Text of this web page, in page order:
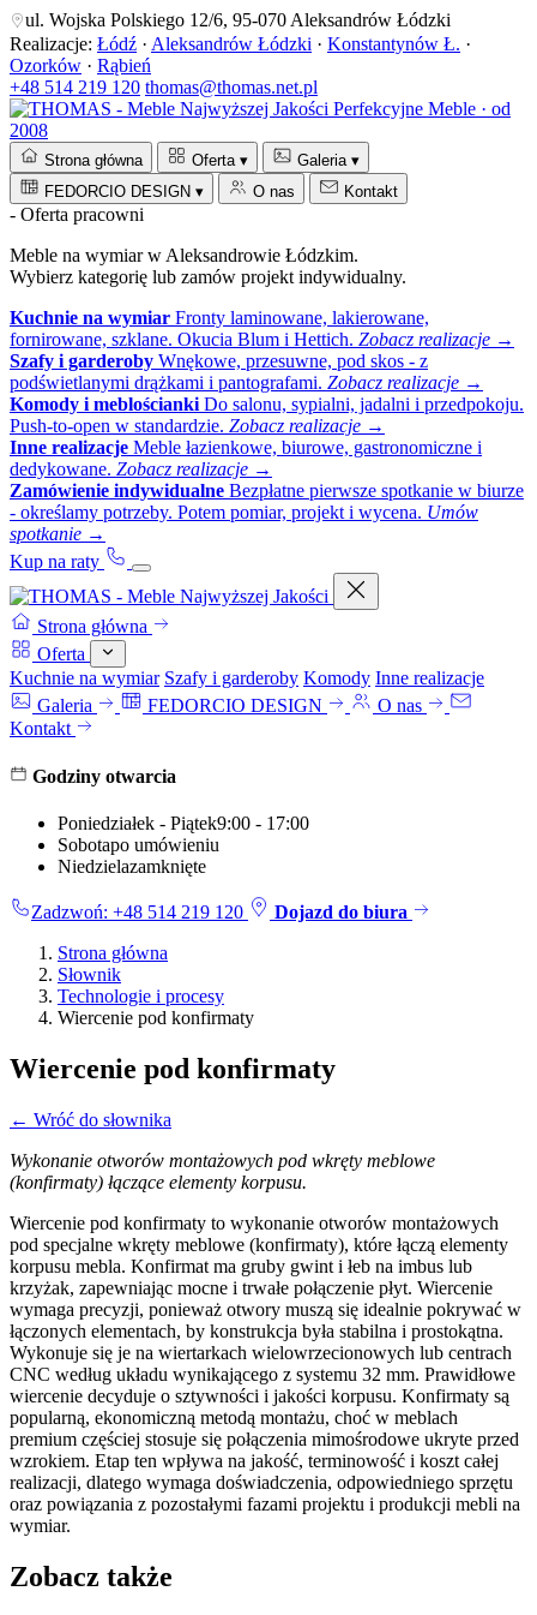
ul. Wojska Polskiego 12/6, 95-070 Aleksandrów Łódzki
Realizacje: Łódź · Aleksandrów Łódzki · Konstantynów Ł. ·
Ozorków · Rąbień
+48 514 219 120 thomas@thomas.net.pl
Perfekcyjne Meble · od
2008
Strona główna Oferta ▾ Galeria ▾
FEDORCIO DESIGN ▾ O nas Kontakt
- Oferta pracowni
Meble na wymiar w Aleksandrowie Łódzkim.
Wybierz kategorię lub zamów projekt indywidualny.
Kuchnie na wymiar Fronty laminowane, lakierowane,
fornirowane, szklane. Okucia Blum i Hettich. Zobacz realizacje →
Szafy i garderoby Wnękowe, przesuwne, pod skos - z
podświetlanymi drążkami i pantografami. Zobacz realizacje →
Komody i meblościanki Do salonu, sypialni, jadalni i przedpokoju.
Push-to-open w standardzie. Zobacz realizacje →
Inne realizacje Meble łazienkowe, biurowe, gastronomiczne i
dedykowane. Zobacz realizacje →
Zamówienie indywidualne Bezpłatne pierwsze spotkanie w biurze
- określamy potrzeby. Potem pomiar, projekt i wycena. Umów
spotkanie →
Kup na raty
Strona główna
Oferta
Kuchnie na wymiar Szafy i garderoby Komody Inne realizacje
Galeria
FEDORCIO DESIGN
O nas
Kontakt
Godziny otwarcia
Poniedziałek - Piątek9:00 - 17:00
Sobotapo umówieniu
Niedzielazamknięte
Zadzwoń: +48 514 219 120
Dojazd do biura
Strona główna
Słownik
Technologie i procesy
Wiercenie pod konfirmaty
Wiercenie pod konfirmaty
← Wróć do słownika
Wykonanie otworów montażowych pod wkręty meblowe
(konfirmaty) łączące elementy korpusu.
Wiercenie pod konfirmaty to wykonanie otworów montażowych
pod specjalne wkręty meblowe (konfirmaty), które łączą elementy
korpusu mebla. Konfirmat ma gruby gwint i łeb na imbus lub
krzyżak, zapewniając mocne i trwałe połączenie płyt. Wiercenie
wymaga precyzji, ponieważ otwory muszą się idealnie pokrywać w
łączonych elementach, by konstrukcja była stabilna i prostokątna.
Wykonuje się je na wiertarkach wielowrzecionowych lub centrach
CNC według układu wynikającego z systemu 32 mm. Prawidłowe
wiercenie decyduje o sztywności i jakości korpusu. Konfirmaty są
popularną, ekonomiczną metodą montażu, choć w meblach
premium częściej stosuje się połączenia mimośrodowe ukryte przed
wzrokiem. Etap ten wpływa na jakość, terminowość i koszt całej
realizacji, dlatego wymaga doświadczenia, odpowiedniego sprzętu
oraz powiązania z pozostałymi fazami projektu i produkcji mebli na
wymiar.
Zobacz także